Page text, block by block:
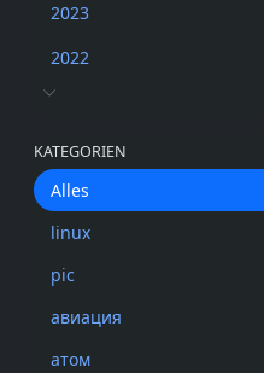
2023
2022
KATEGORIEN
Alles
linux
pic
авиация
атом